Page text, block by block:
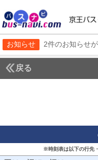
お知らせ 2件のお知らせ
戻る
※時刻表は以下の行先